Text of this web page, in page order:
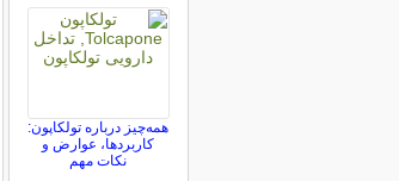
همه‌چیز درباره تولکاپون:
کاربردها، عوارض و
نکات مهم